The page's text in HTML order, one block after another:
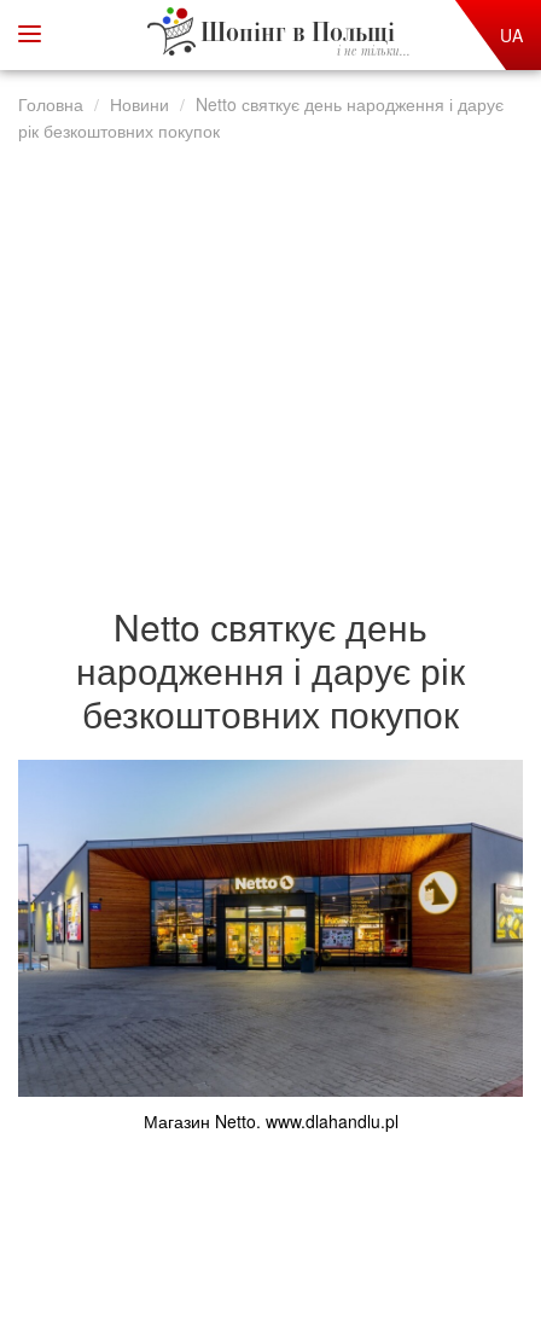
Шопінг в Польщі
і не тільки...
UA
Головна Новини
Netto святкує день народження і дарує
рік безкоштовних покупок
Netto святкує день
народження і дарує рік
безкоштовних покупок
Магазин Netto. www.dlahandlu.pl